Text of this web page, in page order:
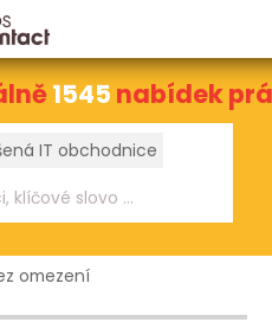
1545 nabídek
IT obchodnice
omezení